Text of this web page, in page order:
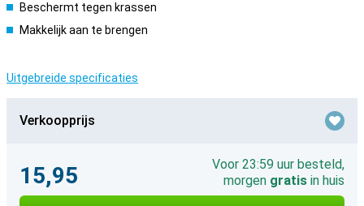
Beschermt tegen krassen
Makkelijk aan te brengen
Uitgebreide specificaties
Verkoopprijs
15,95
Voor 23:59 uur besteld,
morgen gratis in huis